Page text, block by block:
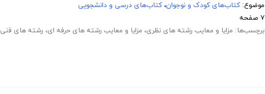
موضوع: کتاب‌های کودک و نوجوان، کتاب‌های درسی و دانشجویی
۷ صفحه
برچسب‌ها: مزایا و معایب رشته های نظری، مزایا و معایب رشته های حرفه ای، رشته های فنی